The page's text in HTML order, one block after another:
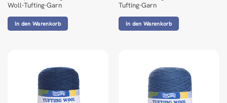
Woll-Tufting-Garn
In den Warenkorb
Tufting-Garn
In den Warenkorb